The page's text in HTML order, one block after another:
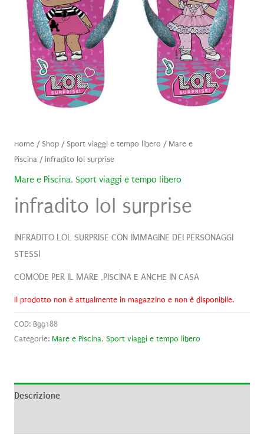
Home/ Shop/ Sport viaggi e tempo libero / Mare e
Piscina/ infradito lol surprise
Mare e Piscina, Sport viaggi e tempo libero
infradito lol surprise
INFRADITO LOL SURPRISE CON IMMAGINE DEI PERSONAGGI
STESSI
COMODE PER IL MARE ,PISCINA E ANCHE IN CASA
Il prodotto non è attualmente in magazzino e non è disponibile.
COD: B99188
Categorie: Mare e Piscina, Sport viaggi e tempo libero
Descrizione